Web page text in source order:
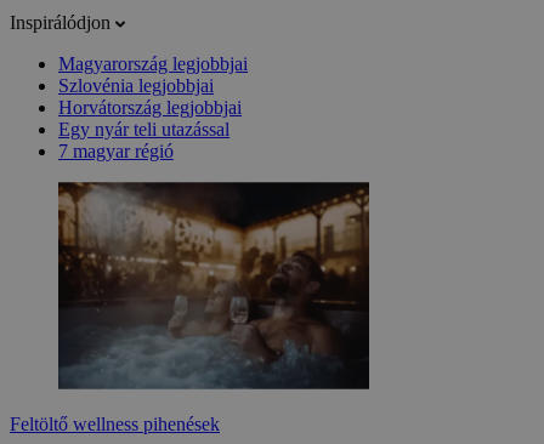
Inspirálódjon
Magyarország legjobbjai
Szlovénia legjobbjai
Horvátország legjobbjai
Egy nyár teli utazással
7 magyar régió
Feltöltő wellness pihenések